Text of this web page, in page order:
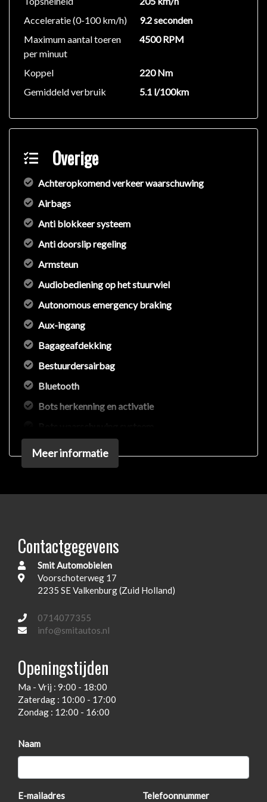
Acceleratie (0-100 km/h)
9.2 seconden
Maximum aantal toeren
per minuut
4500 RPM
Koppel
220 Nm
Gemiddeld verbruik
5.1 l/100km
Overige
Achteropkomend verkeer waarschuwing
Airbags
Anti blokkeer systeem
Anti doorslip regeling
Armsteun
Audiobediening op het stuurwiel
Autonomous emergency braking
Aux-ingang
Bagageafdekking
Bestuurdersairbag
Bluetooth
Bots herkenning en activatie
Brake assist system
Connected services
Hoofd airbag(s) achter
Hoofd airbag(s) voor
In hoogte verstelbare voorstoelen
Onderhoudsboekjes
Parkeersensor
Passagiersairbag
Sportstuur leder
Usb-aansluiting
Xenon verlichting
Meer informatie
Contactgegevens
Smit Automobielen
Voorschoterweg 17
2235 SE Valkenburg (Zuid Holland)
0714077355
info@smitautos.nl
Openingstijden
Ma - Vrij : 9:00 - 18:00
Zaterdag : 10:00 - 17:00
Zondag : 12:00 - 16:00
Naam
E-mailadres Telefoonnummer